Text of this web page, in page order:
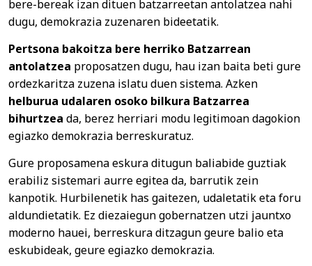
bere-bereak izan dituen batzarreetan antolatzea nahi
dugu, demokrazia zuzenaren bideetatik.
Pertsona bakoitza bere herriko Batzarrean
antolatzea proposatzen dugu, hau izan baita beti gure
ordezkaritza zuzena islatu duen sistema. Azken
helburua udalaren osoko bilkura Batzarrea
bihurtzea da, berez herriari modu legitimoan dagokion
egiazko demokrazia berreskuratuz.
Gure proposamena eskura ditugun baliabide guztiak
erabiliz sistemari aurre egitea da, barrutik zein
kanpotik. Hurbilenetik has gaitezen, udaletatik eta foru
aldundietatik. Ez diezaiegun gobernatzen utzi jauntxo
moderno hauei, berreskura ditzagun geure balio eta
eskubideak, geure egiazko demokrazia.